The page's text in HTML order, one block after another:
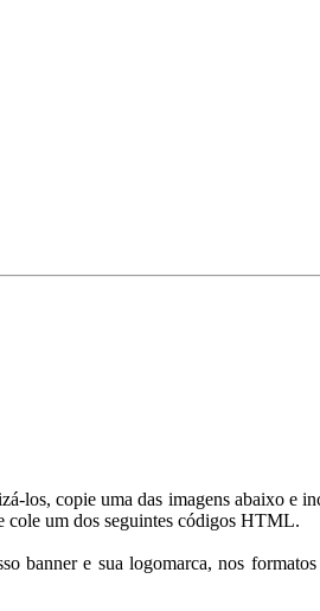
los, copie uma das imagens abaixo e
cole um dos seguintes códigos HTML.
banner e sua logomarca, nos